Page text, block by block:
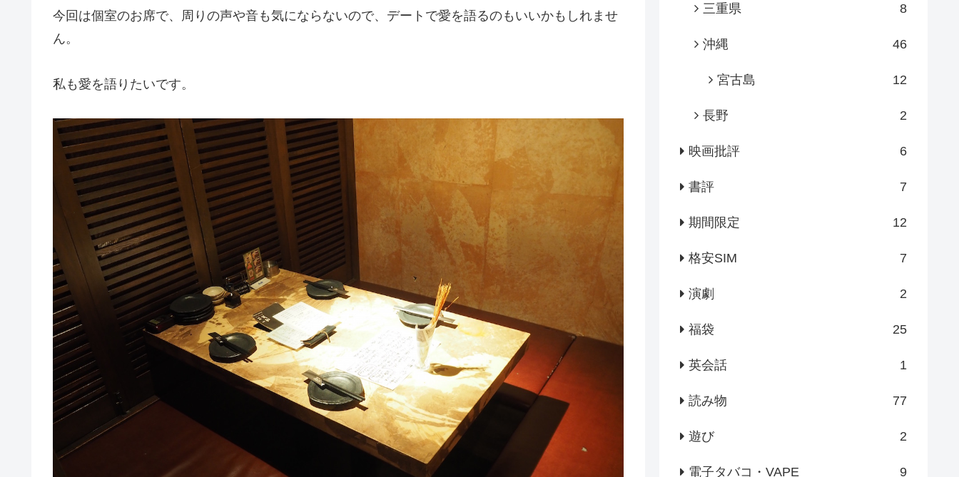
今回は個室のお席で、周りの声や音も気にならないので、デートで愛を語るのもいいかもしれませ
ん。
私も愛を語りたいです。
三重県 8
沖縄 46
宮古島 12
長野 2
映画批評 6
書評 7
期間限定 12
格安SIM 7
演劇 2
福袋 25
英会話 1
読み物 77
遊び 2
電子タバコ・VAPE 9